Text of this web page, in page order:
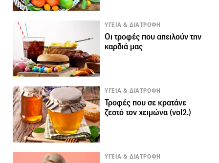
ΥΓΕΙΑ & ΔΙΑΤΡΟΦΗ
Οι τροφές που απειλούν την
καρδιά μας
ΥΓΕΙΑ & ΔΙΑΤΡΟΦΗ
Τροφές που σε κρατάνε
ζεστό τον χειμώνα (vol2.)
ΥΓΕΙΑ & ΔΙΑΤΡΟΦΗ